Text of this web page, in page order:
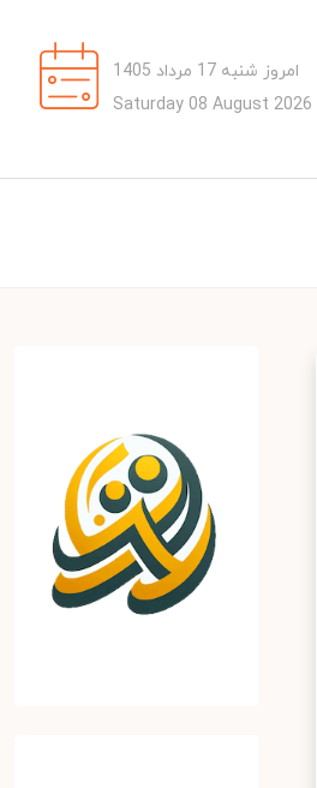
امروز شنبه 17 مرداد 1405
Saturday 08 August 2026